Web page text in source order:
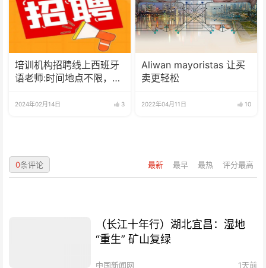
培训机构招聘线上西班牙
语老师:时间地点不限，可
2024年02月14日 3
Aliwan mayoristas 让买
卖更轻松
2022年04月11日 10
最新 最早 最热 评分最高
0条评论
（长江十年行）湖北宜昌：湿地
“重生” 矿山复绿
中国新闻网 1天前